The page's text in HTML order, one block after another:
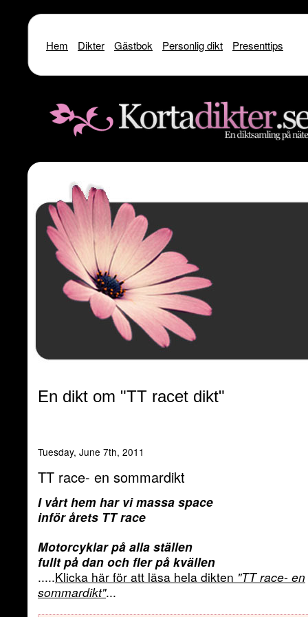
Warning: include() [function.include]: SSL operation failed with code 1. OpenSSL
Warning
Warning
: include(http://www.kortadikter.se/sms/inc.Shoutout.php) [
Warning : include() [ function.include
En dikt om "TT racet dikt"
Tuesday, June 7th, 2011
TT race- en sommardikt
I vårt hem har vi massa space
inför årets TT race
Motorcyklar på alla ställen
fullt på dan och fler på kvällen
.....Klicka här för att läsa hela dikten "TT race- en
sommardikt"...
Hem Dikter Gästbok Personlig dikt Presenttips